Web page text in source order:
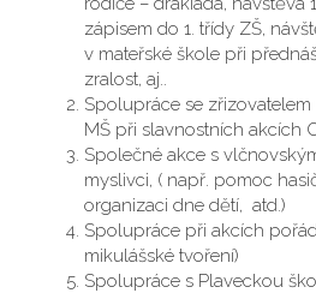
zápisem do 1. třídy ZŠ,
v mateřské škole při
zralost, aj..
Spolupráce se
MŠ při slavnostních akcích
Společné akce s
myslivci, ( např. pomoc
organizaci dne dětí, atd.)
Spolupráce při akcích
mikulášské tvoření)
Spolupráce s Plaveckou